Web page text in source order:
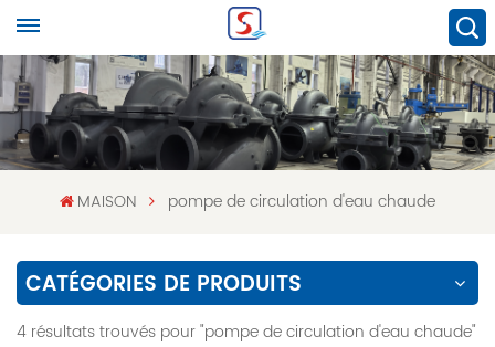
MAISON pompe de circulation d'eau chaude
CATÉGORIES DE PRODUITS
4 résultats trouvés pour "pompe de circulation d'eau chaude"